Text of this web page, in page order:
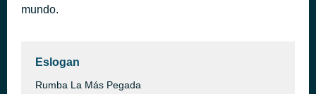
mundo.
Eslogan
Rumba La Más Pegada